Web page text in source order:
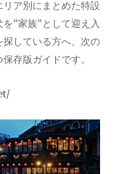
リア別にまとめた特設
“家族”として迎え入
している方へ、次の
存版ガイドです。